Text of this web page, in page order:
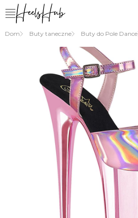
Dom Buty taneczne Buty do Pole Dance